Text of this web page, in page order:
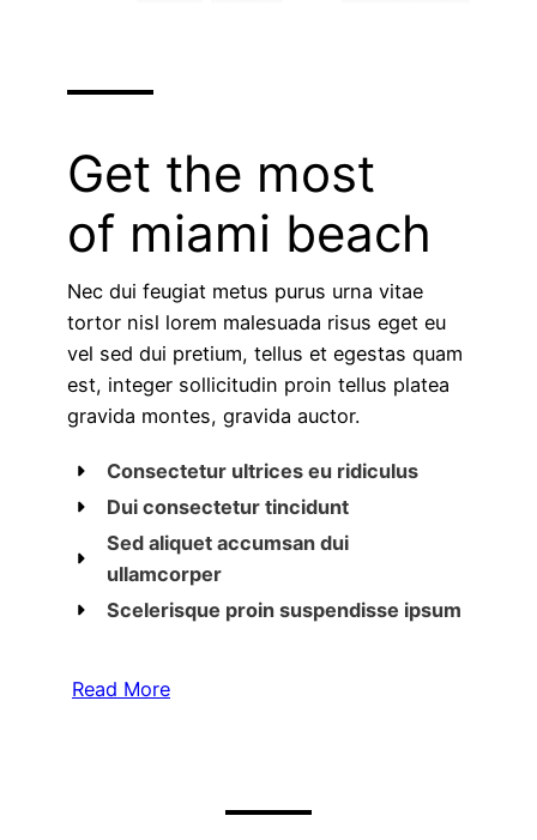
Get the most
of miami beach
Nec dui feugiat metus purus urna vitae
tortor nisl lorem malesuada risus eget eu
vel sed dui pretium, tellus et egestas quam
est, integer sollicitudin proin tellus platea
gravida montes, gravida auctor.
Consectetur ultrices eu ridiculus
Dui consectetur tincidunt
Sed aliquet accumsan dui
ullamcorper
Scelerisque proin suspendisse ipsum
Read More